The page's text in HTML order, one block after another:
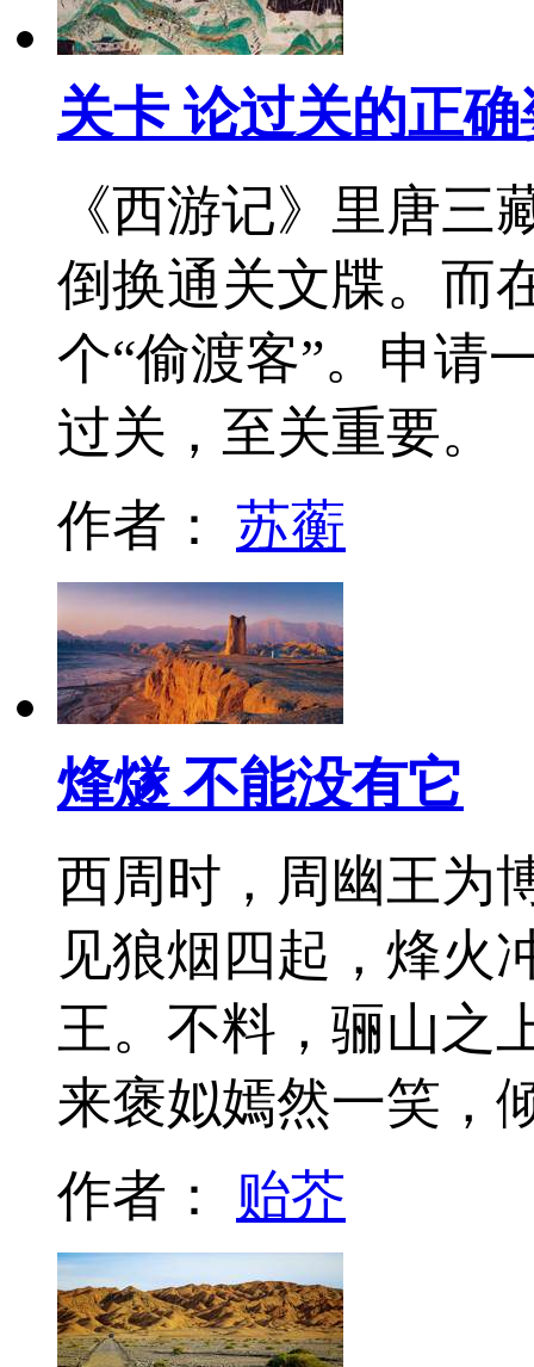
关卡 论过关的正
《西游记》里唐
倒换通关文牒。而
个“偷渡客”。申请
过关，至关重要。
作者： 苏蘅
烽燧 不能没有它
西周时，周幽王为
见狼烟四起，烽火
王。不料，骊山之
来褒姒嫣然一笑
作者： 贻芥